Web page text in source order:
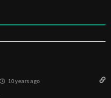
10 years ago